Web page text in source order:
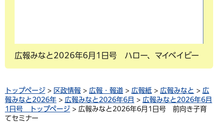
広報みなと2026年6月1日号 ハロー、マイベイビー
トップページ > 区政情報 > 広報・報道 > 広報紙 > 広報みなと > 広
報みなと2026年 > 広報みなと2026年6月 > 広報みなと2026年6月
1日号 トップページ > 広報みなと2026年6月1日号 前向き子育
てセミナー